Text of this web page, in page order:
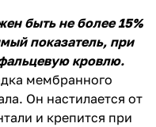
быть не более 15%
показатель, при
кровлю.
мембранного
Он настилается от
и крепится при